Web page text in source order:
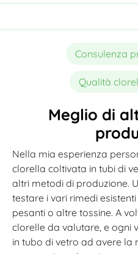
Consulenza
Qualità
Meglio di
Nella mia esperienza
clorella coltivata in tubi di
altri metodi di produzione.
testare i vari rimedi
pesanti o altre tossine. A
clorelle da valutare, e ogni
in tubo di vetro ad avere la